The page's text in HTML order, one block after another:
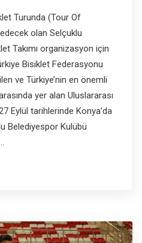
Turunda (Tour Of
olan Selçuklu
Takımı organizasyon için
Bisiklet Federasyonu
ve Türkiye’nin en önemli
yer alan Uluslararası
Eylül tarihlerinde Konya’da
Belediyespor Kulübü